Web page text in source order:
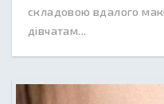
складовою вдалого
дівчатам...